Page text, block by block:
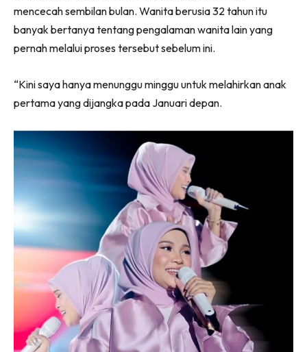
mencecah sembilan bulan. Wanita berusia 32 tahun itu
banyak bertanya tentang pengalaman wanita lain yang
pernah melalui proses tersebut sebelum ini.
“Kini saya hanya menunggu minggu untuk melahirkan anak
pertama yang dijangka pada Januari depan.